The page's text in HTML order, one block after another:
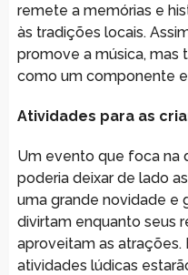
remete a memórias e
às tradições locais.
promove a música, mas
como um componente
Atividades para as
Um evento que foca na
poderia deixar de lado
uma grande novidade e
divirtam enquanto seus
aproveitam as atrações.
atividades lúdicas